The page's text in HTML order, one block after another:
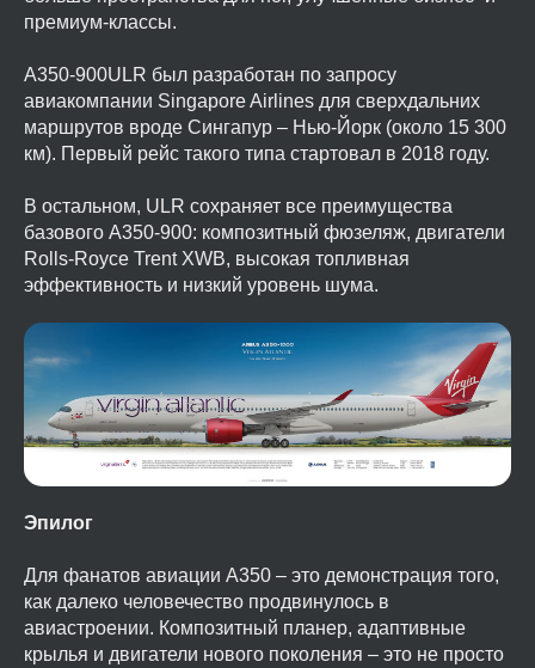
премиум-классы.
A350-900ULR был разработан по запросу
авиакомпании Singapore Airlines для сверхдальних
маршрутов вроде Сингапур – Нью-Йорк (около 15 300
км). Первый рейс такого типа стартовал в 2018 году.
В остальном, ULR сохраняет все преимущества
базового A350-900: композитный фюзеляж, двигатели
Rolls-Royce Trent XWB, высокая топливная
эффективность и низкий уровень шума.
Эпилог
Для фанатов авиации A350 – это демонстрация того,
как далеко человечество продвинулось в
авиастроении. Композитный планер, адаптивные
крылья и двигатели нового поколения – это не просто